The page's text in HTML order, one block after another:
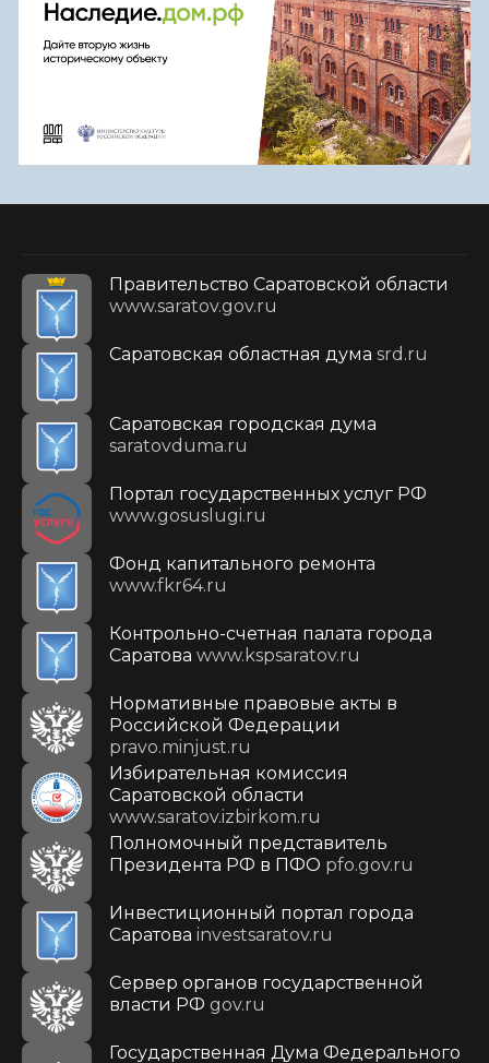
Правительство Саратовской области
www.saratov.gov.ru
Саратовская областная дума srd.ru
Саратовская городская дума
saratovduma.ru
Портал государственных услуг РФ
www.gosuslugi.ru
Фонд капитального ремонта
www.fkr64.ru
Контрольно-счетная палата города
Саратова www.kspsaratov.ru
Нормативные правовые акты в
Российской Федерации
pravo.minjust.ru
Избирательная комиссия
Саратовской области
www.saratov.izbirkom.ru
Полномочный представитель
Президента РФ в ПФО pfo.gov.ru
Инвестиционный портал города
Саратова investsaratov.ru
Сервер органов государственной
власти РФ gov.ru
Государственная Дума Федерального